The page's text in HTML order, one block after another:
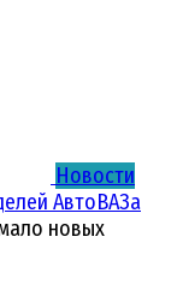
Новости
АвтоВАЗа
новых